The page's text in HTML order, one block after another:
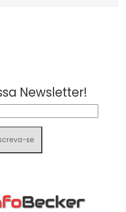
Newsletter!